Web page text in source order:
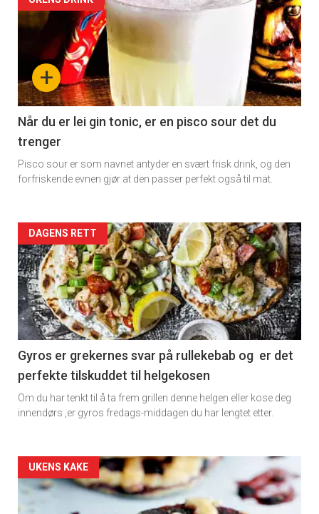
×
Få ukentlige nyhetsbrev fra
Apéritif
tilsendt.
Registrer deg
detail
section
11
Dagens
rett
+
Når du er lei gin tonic, er en pisco sour det du
trenger
Pisco sour er som navnet antyder en svært frisk drink, og den
forfriskende evnen gjør at den passer perfekt også til mat.
Artikler
detail
-
section
11
Dagens
rett
DAGENS RETT
Gyros er grekernes svar på rullekebab og er det
perfekte tilskuddet til helgekosen
Om du har tenkt til å ta frem grillen denne helgen eller kose deg
innendørs ,er gyros fredags-middagen du har lengtet etter.
Artikler
detail
UKENS KAKE